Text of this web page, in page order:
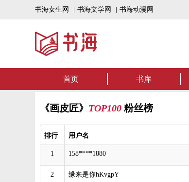
书海女生网 书海文学网 书海动漫网
书海听书——
首页 书库
《画皮匠》 TOP100 粉丝榜
排行 用户名
1 158****1880
2 缘来是你hKvgpY